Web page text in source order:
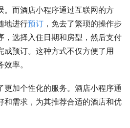
。而酒店小程序通过互联网的方
地进行预订 ，免去了繁琐的操作步
，选择入住日期和房型，然后支付
成预订。这种方式不仅方便了用
率。
更加个性化的服务。酒店小程序通
和需求，为其推荐合适的酒店和优